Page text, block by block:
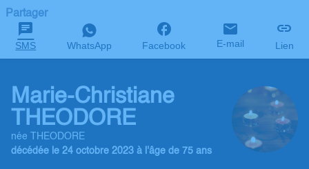
Partager
SMS WhatsApp Facebook E-mail Lien
Marie-Christiane
THEODORE
née THEODORE
décédée le 24 octobre 2023 à l'âge de 75 ans